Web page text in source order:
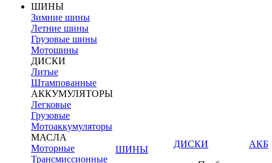
ШИНЫ
Зимние шины
Летние шины
Грузовые шины
Мотошины
ДИСКИ
Литые
Штампованные
АККУМУЛЯТОРЫ
Легковые
Грузовые
Мотоаккумуляторы
МАСЛА
Моторные
Трансмиссионные
ШИНЫ
ДИСКИ
АКБ